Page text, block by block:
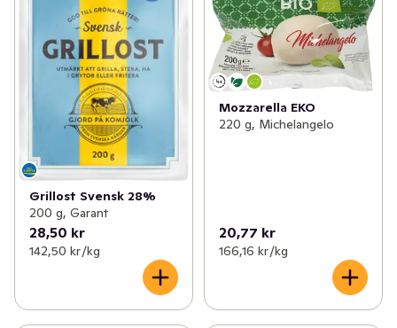
Grillost Svensk 28%
200 g, Garant
28,50 kr
142,50 kr /kg
Mozzarella EKO
220 g, Michelangelo
20,77 kr
166,16 kr /kg